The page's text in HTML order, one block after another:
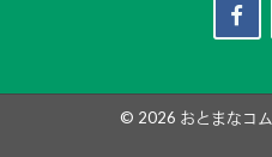
© 2026 おとまなコム